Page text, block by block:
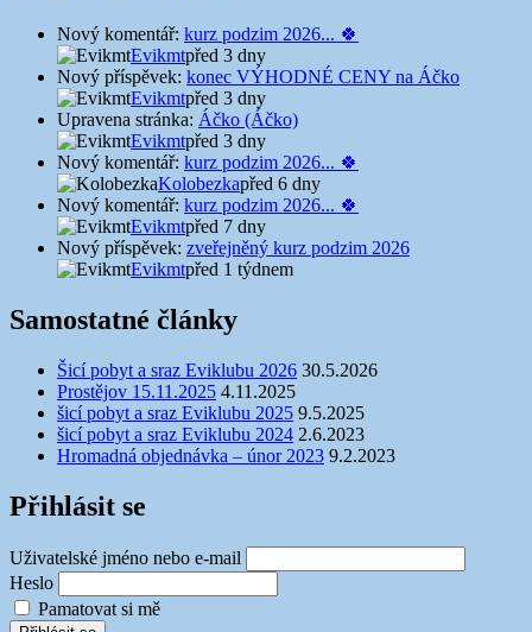
Nový komentář: kurz podzim 2026... 🍀
Evikmtpřed 3 dny
Nový příspěvek: konec VÝHODNÉ CENY na Áčko
Evikmtpřed 3 dny
Upravena stránka: Áčko (Áčko)
Evikmtpřed 3 dny
Nový komentář: kurz podzim 2026... 🍀
Kolobezkapřed 6 dny
Nový komentář: kurz podzim 2026... 🍀
Evikmtpřed 7 dny
Nový příspěvek: zveřejněný kurz podzim 2026
Evikmtpřed 1 týdnem
Samostatné články
Šicí pobyt a sraz Eviklubu 2026 30.5.2026
Prostějov 15.11.2025 4.11.2025
šicí pobyt a sraz Eviklubu 2025 9.5.2025
šicí pobyt a sraz Eviklubu 2024 2.6.2023
Hromadná objednávka – únor 2023 9.2.2023
Přihlásit se
Uživatelské jméno nebo e-mail
Heslo
Pamatovat si mě